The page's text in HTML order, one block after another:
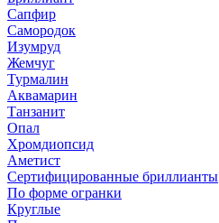
Сапфир
Самородок
Изумруд
Жемчуг
Турмалин
Аквамарин
Танзанит
Опал
Хромдиопсид
Аметист
Сертифицированные бриллианты
По форме огранки
Круглые